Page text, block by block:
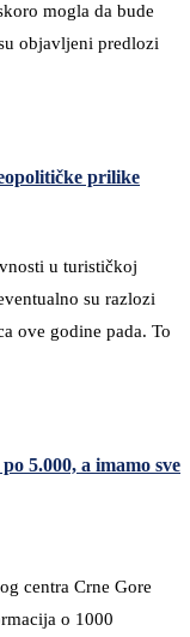
mogla da bude
objavljeni predlozi
prilike
u turističkoj
su razlozi
ove godine pada. To
5.000, a imamo sve
centra Crne Gore
o 1000